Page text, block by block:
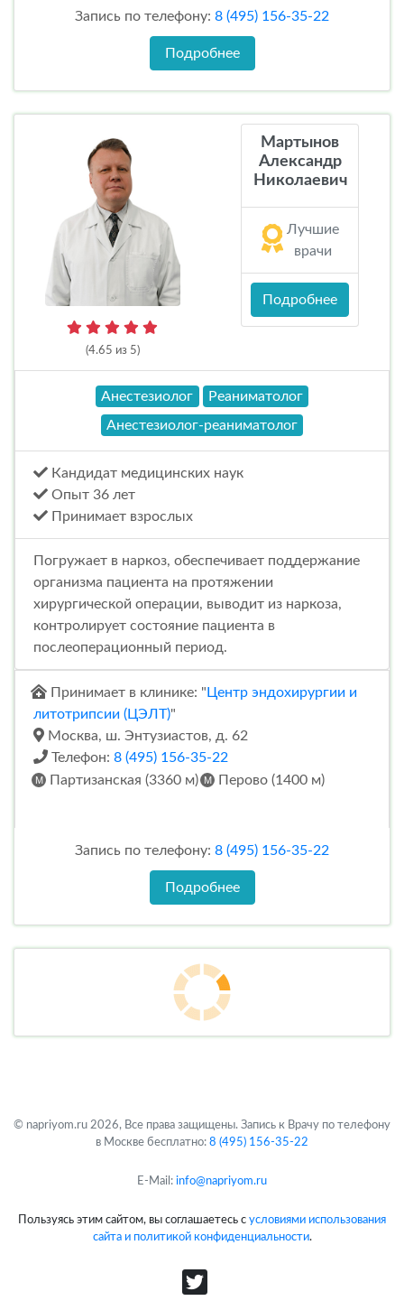
Запись по телефону: 8 (495) 156-35-22
Подробнее
(4.65 из 5)
Мартынов
Александр
Николаевич
Лучшие
врачи
Подробнее
Анестезиолог
Реаниматолог
Анестезиолог-реаниматолог
Кандидат медицинских наук
Опыт 36 лет
Принимает взрослых
Погружает в наркоз, обеспечивает поддержание
организма пациента на протяжении
хирургической операции, выводит из наркоза,
контролирует состояние пациента в
послеоперационный период.
Принимает в клинике: " Центр эндохирургии и
литотрипсии (ЦЭЛТ)"
Москва, ш. Энтузиастов, д. 62
Телефон: 8 (495) 156-35-22
Партизанская (3360 м)
Перово (1400 м)
Запись по телефону: 8 (495) 156-35-22
Подробнее
Подробнее
Анестезиолог
Реаниматолог
Анестезиолог-реаниматолог
приема: 22000
Кандидат медицинских наук